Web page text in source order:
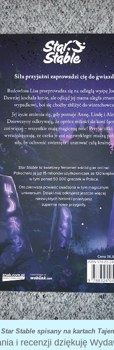
Stable spisany na kartach
i recenzji dziękuję